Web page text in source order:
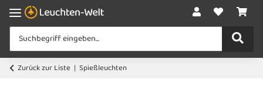
Zurück zur Liste Spießleuchten